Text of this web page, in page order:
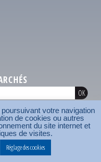
Contact
votre navigation
de cookies ou autres
du site internet et
de visites.
Réglage des cookies